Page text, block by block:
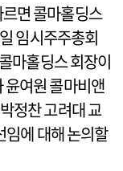
면 콜마홀딩스
임시주주총회
마홀딩스 회장이
윤여원 콜마비앤
정찬 고려대 교
임에 대해 논의할